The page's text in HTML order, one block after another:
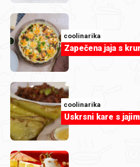
coolinarika
Zapečena jaja s
coolinarika
Uskrsni kare s